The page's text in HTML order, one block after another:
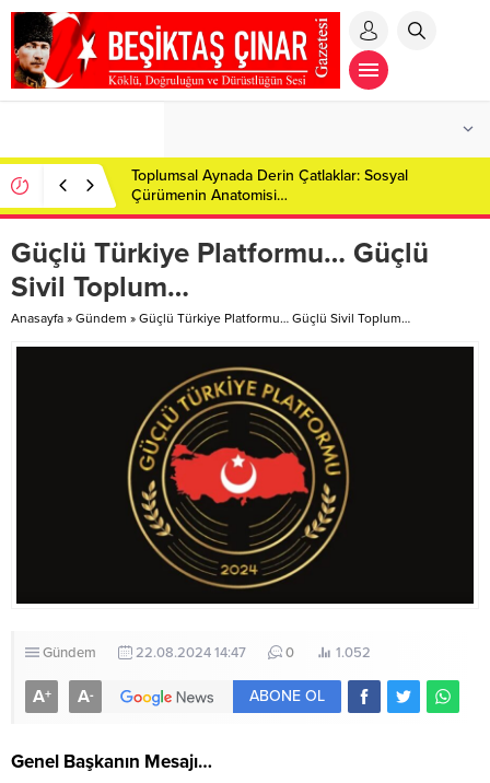
Toplumsal Aynada Derin Çatlaklar: Sosyal
Çürümenin Anatomisi…
Güçlü Türkiye Platformu… Güçlü
Sivil Toplum…
Anasayfa » Gündem » Güçlü Türkiye Platformu… Güçlü Sivil Toplum…
Gündem 22.08.2024 14:47 0 1.052
A+ A- ABONE OL
Genel Başkanın Mesajı…